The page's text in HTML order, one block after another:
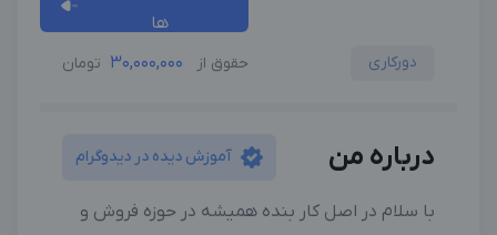
ها
دورکاری حقوق از 30,000,000 تومان
درباره من آموزش دیده در دیدوگرام
با سلام در اصل کار بنده همیشه در حوزه فروش و